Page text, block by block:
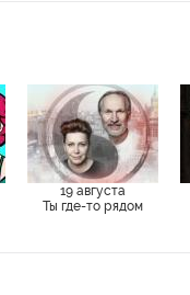
19 августа
Ты где-то рядом